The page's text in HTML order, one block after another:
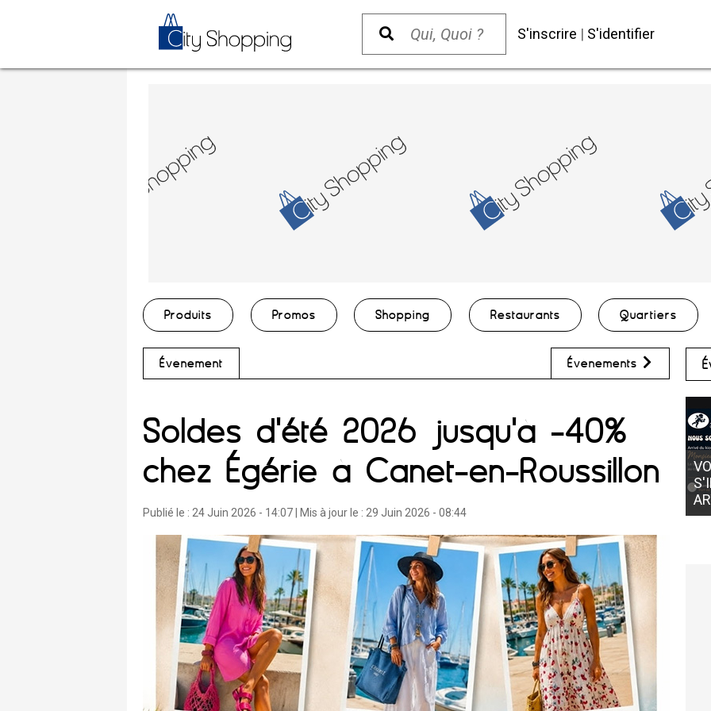
S'inscrire | S'identifier
Produits Promos Shopping Restaurants Quartiers
Évènement Évènements
Soldes d'été 2026 jusqu'à -40%
chez Égérie à Canet-en-Roussillon
Publié le : 24 Juin 2026 - 14:07 | Mis à jour le : 29 Juin 2026 - 08:44
VOTRE GLACIER AMORINO
S'INSTALLE CHEZ MONSIEUR
ARTHUR À ST CYPRIEN AU PORT